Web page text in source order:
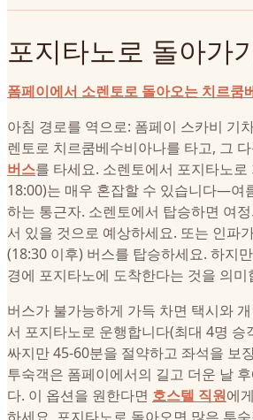
포지타노로 돌아가
폼페이에서 소렌토로 돌아오는 치르쿰
아침 경로를 역으로: 폼페이 스카비 기
렌토로 치르쿰베수비아나를 타고, 그
버스를 타세요. 소렌토에서 포지타노
18:00)는 매우 혼잡할 수 있습니다—여
하는 통근자. 소렌토에서 탑승하면 여
서 있을 것으로 예상하세요. 또는 인파
(18:30 이후) 버스를 탑승하세요. 하지
경에 포지타노에 도착한다는 것을 의미
버스가 불가능하게 가득 차면 택시와
서 포지타노로 운행합니다(최대 4명 승
싸지만 45-60분을 절약하고 좌석을 보
투숙객은 폼페이에서의 길고 더운 날
다. 이 옵션을 원한다면 호스텔 직원에